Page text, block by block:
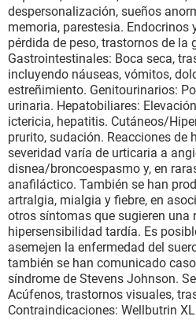
despersonalización, sueños
memoria, parestesia. Endocrinos
pérdida de peso, trastornos de la
Gastrointestinales: Boca seca,
incluyendo náuseas, vómitos,
estreñimiento. Genitourinarios:
urinaria. Hepatobiliares:
ictericia, hepatitis. Cutáneos/
prurito, sudación. Reacciones de
severidad varía de urticaria a
disnea/broncoespasmo y, en
anafiláctico. También se han
artralgia, mialgia y fiebre, en
otros síntomas que sugieren una
hipersensibilidad tardía. Es
asemejen la enfermedad del
también se han comunicado
síndrome de Stevens Johnson.
Acúfenos, trastornos visuales,
Contraindicaciones: Wellbutrin